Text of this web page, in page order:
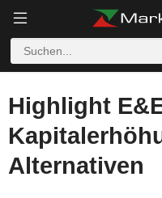
Highlight
Alternativen